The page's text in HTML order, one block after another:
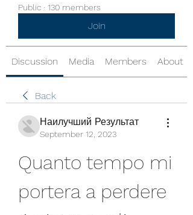
Public · 130 members
Join
Discussion Media Members About
Back
Наилучший Результат
September 12, 2023
Quanto tempo mi
portera a perdere